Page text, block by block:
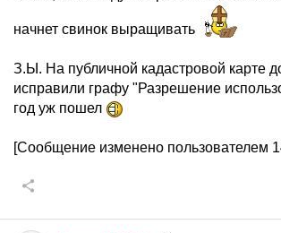
начнет свинок выращивать
З.Ы. На публичной кадастровой карте
исправили графу "Разрешение
год уж пошел
[Сообщение изменено пользователем